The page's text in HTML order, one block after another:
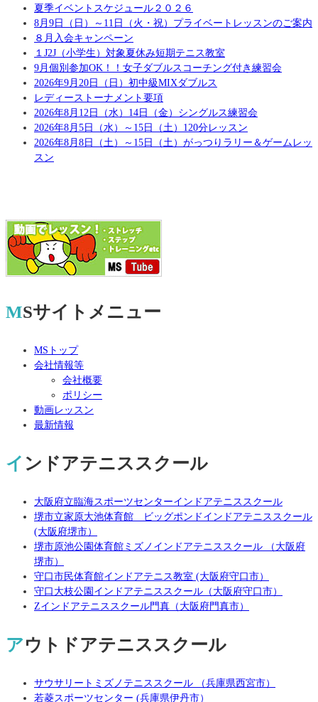
夏季イベントスケジュール２０２６
8月9日（日）～11日（火・祝）プライベートレッスンのご案内
８月入会キャンペーン
１J2J（小学生）対象夏休み短期テニス教室
9月個別参加OK！！女子ダブルスコーチング付き練習会
2026年9月20日（日）初中級MIXダブルス
レディーストーナメント要項
2026年8月12日（水）14日（金）シングルス練習会
2026年8月5日（水）～15日（土）120分レッスン
2026年8月8日（土）～15日（土）がっつりラリー＆ゲームレッ
スン
MSサイトメニュー
MSトップ
会社情報等
会社概要
ポリシー
動画レッスン
最新情報
インドアテニススクール
大阪府立臨海スポーツセンターインドアテニススクール
堺市立家原大池体育館 ビッグポンドインドアテニススクール
(大阪府堺市）
堺市原池公園体育館ミズノインドアテニススクール （大阪府
堺市）
守口市民体育館インドアテニス教室 (大阪府守口市）
守口大枝公園インドアテニススクール（大阪府守口市）
Zインドアテニススクール門真（大阪府門真市）
アウトドアテニススクール
サウサリートミズノテニススクール （兵庫県西宮市）
若菱スポーツセンター (兵庫県伊丹市）